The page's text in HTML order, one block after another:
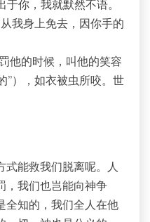
于你，我就默然不语。
我身上免去，因你手的
他的时候，叫他的笑容
”），如衣被虫所咬。世
能救我们脱离呢。人
，我们也岂能向神争
全知的，我们全人在他